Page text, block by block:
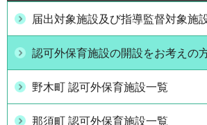
届出対象施設及び指導監督対象施
認可外保育施設の開設をお考えの
野木町 認可外保育施設一覧
那須町 認可外保育施設一覧